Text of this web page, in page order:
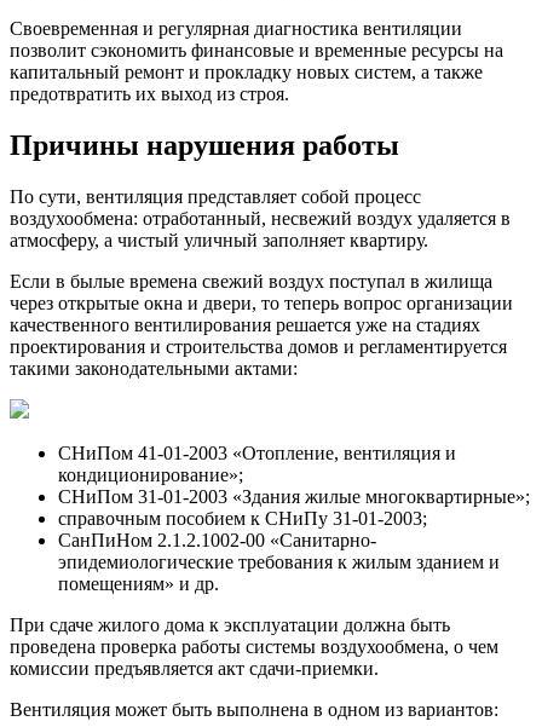
Своевременная и регулярная диагностика вентиляции
позволит сэкономить финансовые и временные ресурсы на
капитальный ремонт и прокладку новых систем, а также
предотвратить их выход из строя.
Причины нарушения работы
По сути, вентиляция представляет собой процесс
воздухообмена: отработанный, несвежий воздух удаляется в
атмосферу, а чистый уличный заполняет квартиру.
Если в былые времена свежий воздух поступал в жилища
через открытые окна и двери, то теперь вопрос организации
качественного вентилирования решается уже на стадиях
проектирования и строительства домов и регламентируется
такими законодательными актами:
СНиПом 41-01-2003 «Отопление, вентиляция и
кондиционирование»;
СНиПом 31-01-2003 «Здания жилые многоквартирные»;
справочным пособием к СНиПу 31-01-2003;
СанПиНом 2.1.2.1002-00 «Санитарно-
эпидемиологические требования к жилым зданием и
помещениям» и др.
При сдаче жилого дома к эксплуатации должна быть
проведена проверка работы системы воздухообмена, о чем
комиссии предъявляется акт сдачи-приемки.
Вентиляция может быть выполнена в одном из вариантов: